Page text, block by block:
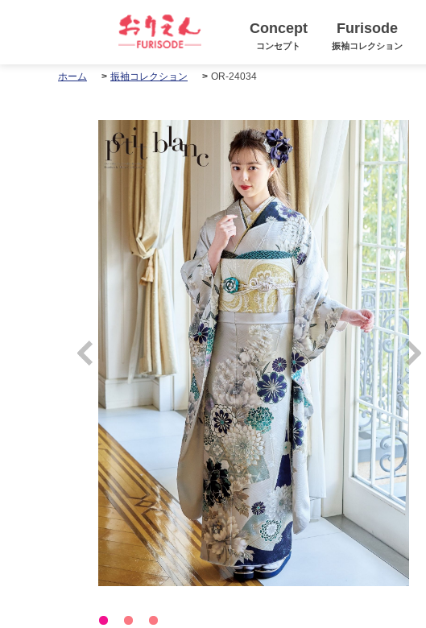
Concept
コンセプト
Furisode
振袖コレクション
ホーム 振袖コレクション OR-24034